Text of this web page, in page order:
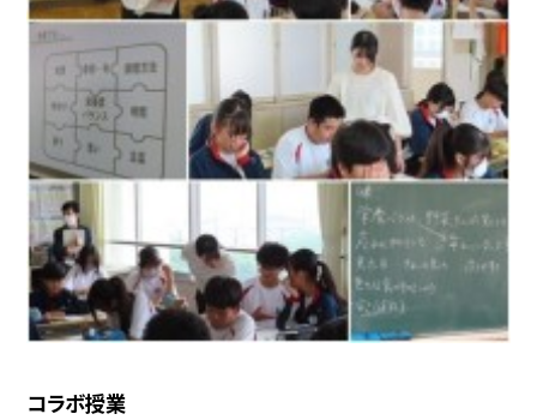
コラボ授業